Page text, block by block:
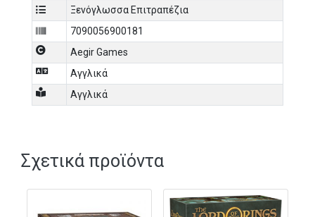
Ξενόγλωσσα Επιτραπέζια
7090056900181
Aegir Games
Αγγλικά
Αγγλικά
Σχετικά προϊόντα